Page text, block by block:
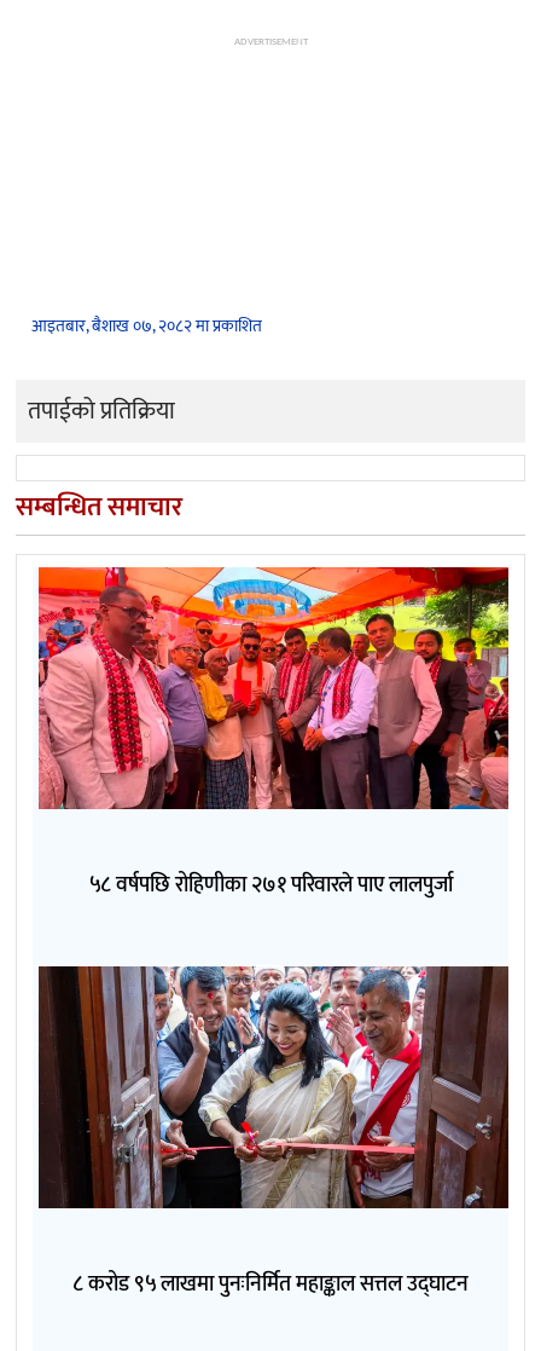
ADVERTISEMENT
आइतबार, बैशाख ०७, २०८२ मा प्रकाशित
तपाईको प्रतिक्रिया
सम्बन्धित समाचार
५८ वर्षपछि रोहिणीका २७१ परिवारले पाए लालपुर्जा
८ करोड ९५ लाखमा पुनःनिर्मित महाङ्काल सत्तल उद्घाटन